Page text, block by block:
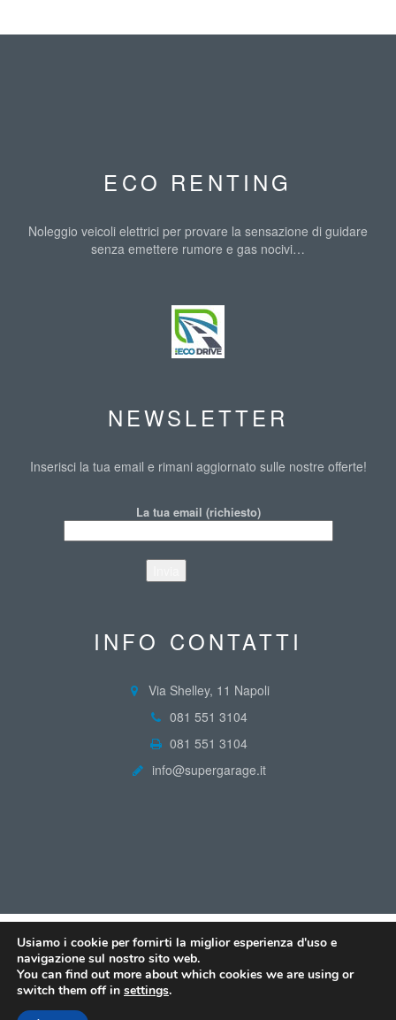
ECO RENTING
Noleggio veicoli elettrici per provare la sensazione di guidare
senza emettere rumore e gas nocivi…
NEWSLETTER
Inserisci la tua email e rimani aggiornato sulle nostre offerte!
La tua email (richiesto)
INFO CONTATTI
Via Shelley, 11 Napoli
081 551 3104
081 551 3104
info@supergarage.it
Usiamo i cookie per fornirti la miglior esperienza d'uso e
navigazione sul nostro sito web.
You can find out more about which cookies we are using or
switch them off in settings.